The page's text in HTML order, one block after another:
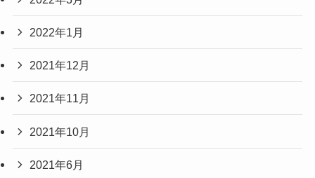
2022年1月
2021年12月
2021年11月
2021年10月
2021年6月